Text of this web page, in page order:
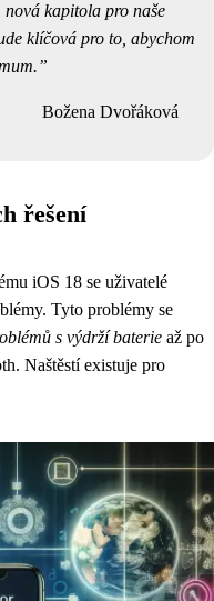
nová kapitola pro naše
klíčová pro to, abychom
Božena Dvořáková
řešení
iOS 18 se uživatelé
Tyto problémy se
s výdrží baterie až po
Naštěstí existuje pro